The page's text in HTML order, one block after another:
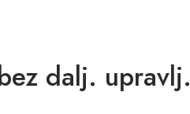
dalj. upravlj.